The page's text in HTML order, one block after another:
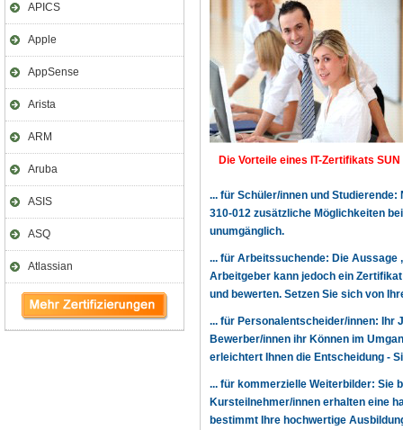
APICS
Apple
AppSense
Arista
ARM
Aruba
ASIS
ASQ
Atlassian
Die Vorteile eines IT-Zertifikats SUN
... für Schüler/innen und
310-012 zusätzliche Möglichkeiten
unumgänglich.
... für Arbeitssuchende: Die Aussage
Arbeitgeber kann jedoch ein
und bewerten. Setzen Sie sich von
... für Personalentscheider/innen: Ihr
Bewerber/innen ihr Können im
erleichtert Ihnen die Entscheidung -
... für kommerzielle Weiterbilder: Sie
Kursteilnehmer/innen erhalten eine
bestimmt Ihre hochwertige